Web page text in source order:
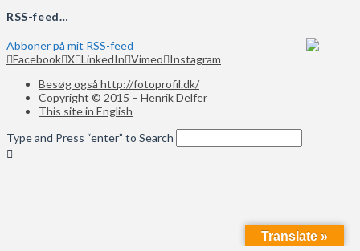
RSS-feed…
Abboner på mit RSS-feed
Facebook X LinkedIn Vimeo Instagram
Besøg også http://fotoprofil.dk/
Copyright © 2015 – Henrik Delfer
This site in English
Type and Press “enter” to Search
Translate »